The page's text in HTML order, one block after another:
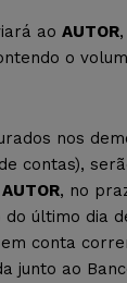
ao AUTOR
o
nos
contas),
AUTOR, no
último dia
conta
junto ao